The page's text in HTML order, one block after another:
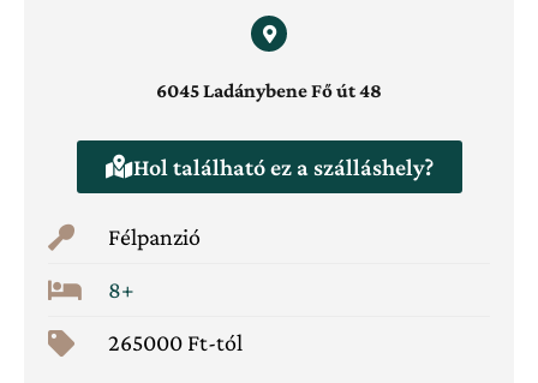
6045 Ladánybene Fő út 48
Hol található ez a szálláshely?
Félpanzió
8+
265000 Ft-tól